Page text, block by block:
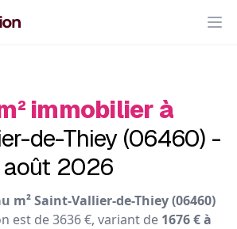
immobilier à
de-Thiey (06460) -
août 2026
m² Saint-Vallier-de-Thiey (06460)
est de 3636 €, variant de 1676 € à